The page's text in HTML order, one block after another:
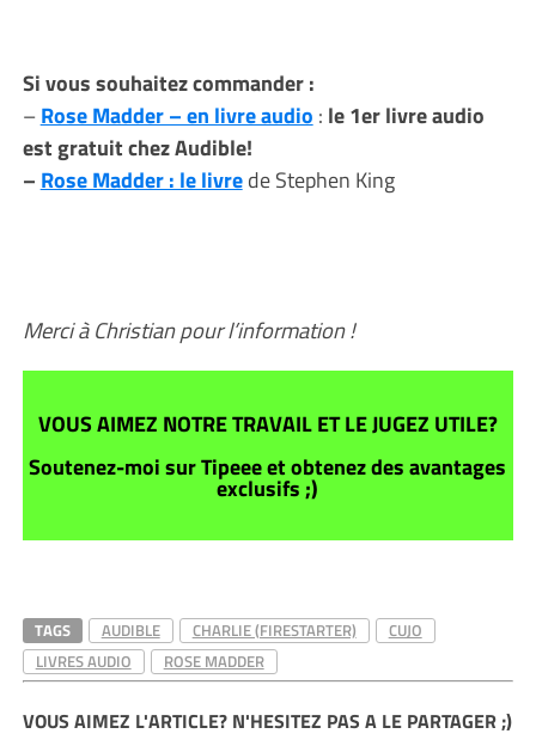
Si vous souhaitez commander :
–Rose Madder – en livre audio : le 1er livre audio
est gratuit chez Audible!
– Rose Madder : le livrede Stephen King
Merci à Christian pour l’information !
VOUS AIMEZ NOTRE TRAVAIL ET LE JUGEZ UTILE?
Soutenez-moi sur Tipeee et obtenez des avantages
exclusifs ;)
TAGS AUDIBLE CHARLIE (FIRESTARTER)
CUJO
LIVRES AUDIO
ROSE MADDER
VOUS AIMEZ L'ARTICLE? N'HESITEZ PAS A LE PARTAGER ;)